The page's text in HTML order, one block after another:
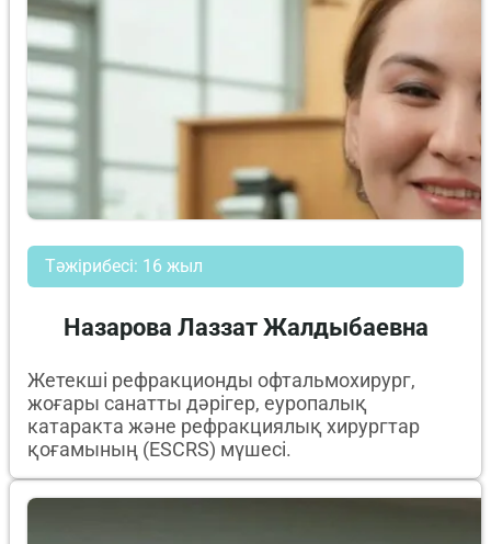
Тәжірибесі: 16 жыл
Назарова Лаззат Жалдыбаевна
Жетекші рефракционды офтальмохирург,
жоғары санатты дәрігер, еуропалық
катаракта және рефракциялық хирургтар
қоғамының (ESCRS) мүшесі.